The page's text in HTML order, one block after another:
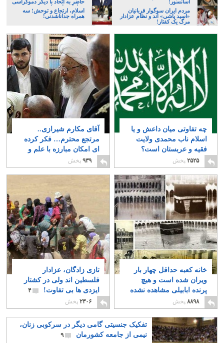
آسانسور!
حاضر به اتحاد با دیگر دموکراسی
خواهان نباشیم!
مردم ایران سوگوار قربانیان
«اسید پاشی» اند و نظام عزادار
مرگ یک کفتار!
اسلام، ارتجاع و توحش؛ سه
همراه جداناشدنی!
چه تفاوتی میان داعش و یا
اسلام ناب محمدی ولایت
فقیه و عربستان است؟
۱۳
۲۵۲۵ پخش
آقای مکارم شیرازی..
مرتجع محترم… فکر کرده
ای امکان مبارزه با علم و
پیشرفت را داری؟
۹۳۹ پخش
خانه کعبه حداقل چهار بار
ویران شده است و هیچ
پرنده ابابیلی مشاهده نشده
است!
۲۰ ۸۸۹۸ پخش
تازی زادگان، عزادار
فلسطین اند ولی در کشتار
ایزدی ها بی تفاوت!
۴
۲۳۰۶ پخش
تفکیک جنسیتی گامی دیگر در سرکوبی زنان،
نیمی از جامعه کشورمان
۹